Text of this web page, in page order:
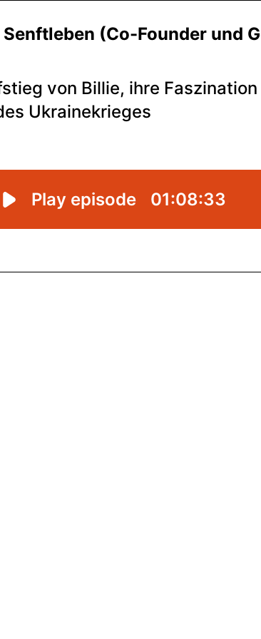
(Co-Founder und
von Billie, ihre
Ukrainekrieges
Play episode 01:08:33